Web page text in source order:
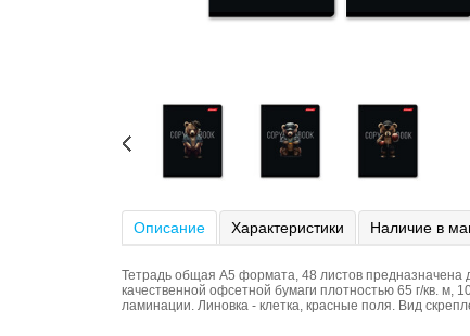
Описание Характеристики Наличие в
Тетрадь общая А5 формата, 48 листов предназначена
качественной офсетной бумаги плотностью 65 г/кв.
ламинации. Линовка - клетка, красные поля. Вид